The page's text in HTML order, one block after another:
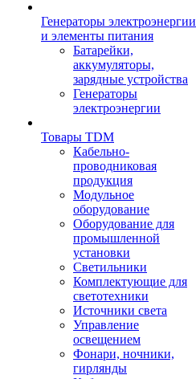
Генераторы электроэнергии
и элементы питания
Батарейки,
аккумуляторы,
зарядные устройства
Генераторы
электроэнергии
Товары TDM
Кабельно-
проводниковая
продукция
Модульное
оборудование
Оборудование для
промышленной
установки
Светильники
Комплектующие для
светотехники
Источники света
Управление
освещением
Фонари, ночники,
гирлянды